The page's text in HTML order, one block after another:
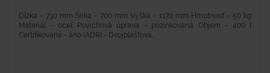
Dĺžka - 730 mm Šírka - 700 mm Výška - 1170 mm Hmotnosť - 50 kg
Materiál - oceľ Povrchová úprava - pozinkovaná Objem - 400 l
Certifikovaná - áno (ADR) - Dvojplášťová...